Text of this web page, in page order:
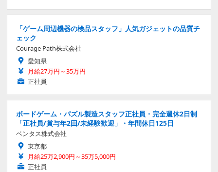
「ゲーム周辺機器の検品スタッフ」人気ガジェットの品質チ
ェック
Courage Path株式会社
愛知県
月給27万円～35万円
正社員
ボードゲーム・パズル製造スタッフ正社員・完全週休2日制
「正社員/賞与年2回/未経験歓迎」・年間休日125日
ベンタス株式会社
東京都
月給25万2,900円～35万5,000円
正社員